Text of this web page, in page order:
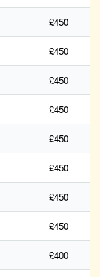
£450
£450
£450
£450
£450
£450
£450
£450
£400